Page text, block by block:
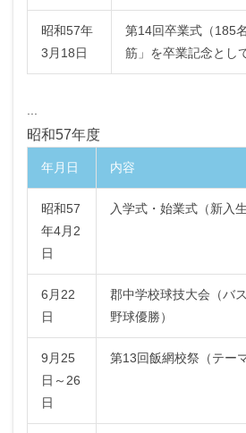
昭和57年
3月18日
第14回卒業式（185
筋」を卒業記念とし
昭和57年度
年月日 内容
昭和57
年4月2
日
入学式・始業式（新入
6月22
日
郡中学校球技大会（バ
野球優勝）
9月25
日～26
日
第13回飯網校祭（テー